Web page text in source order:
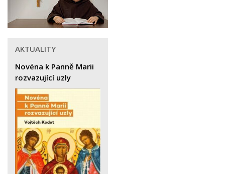
AKTUALITY
Novéna k Panně Marii
rozvazující uzly